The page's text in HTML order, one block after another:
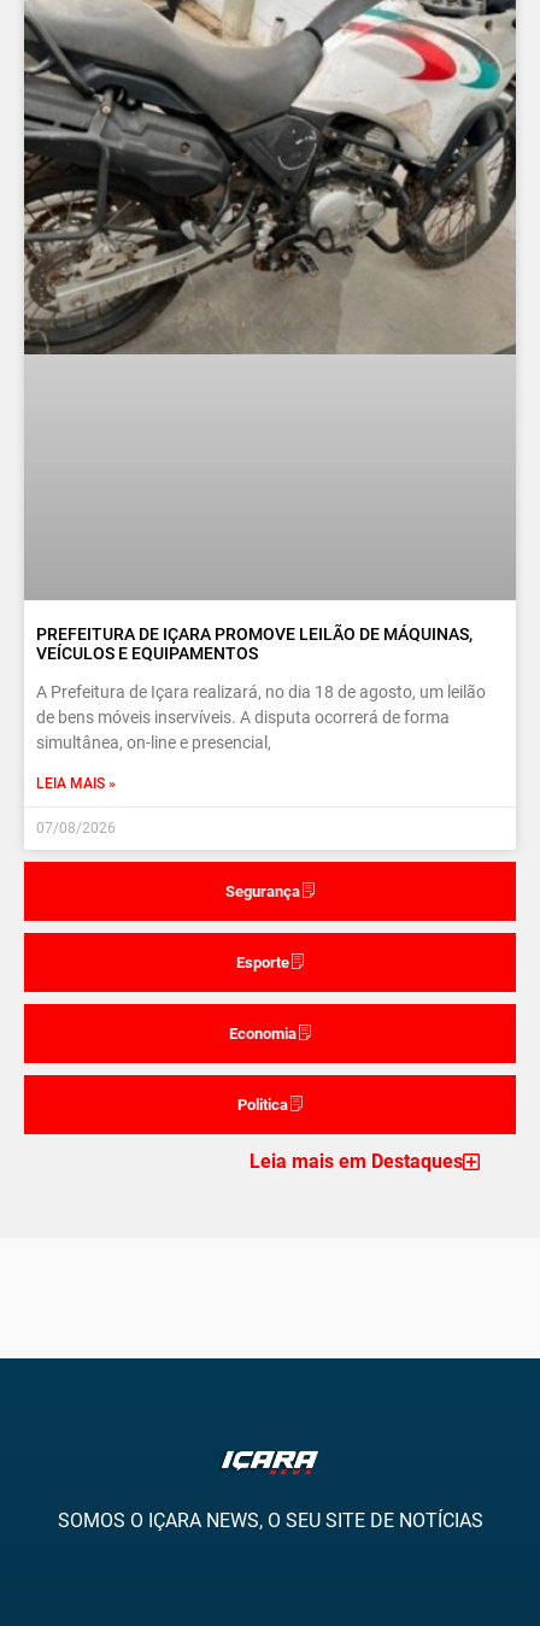
Segurança
Esporte
Economia
Politica
PREFEITURA DE IÇARA PROMOVE LEILÃO DE MÁQUINAS,
VEÍCULOS E EQUIPAMENTOS
A Prefeitura de Içara realizará, no dia 18 de agosto, um leilão
de bens móveis inservíveis. A disputa ocorrerá de forma
simultânea, on-line e presencial,
LEIA MAIS »
07/08/2026
Leia mais em Destaques
SOMOS O IÇARA NEWS, O SEU SITE DE NOTÍCIAS